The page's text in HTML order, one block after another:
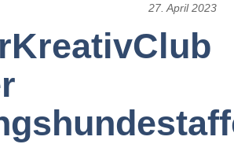
27. April 2023